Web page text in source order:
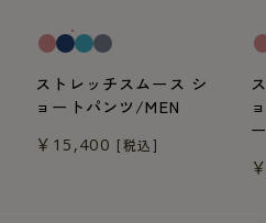
ストレッチスムース シ
ョートパンツ/MEN
￥15,400 [税込]